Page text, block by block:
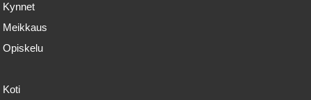
Kynnet
Meikkaus
Opiskelu
Koti